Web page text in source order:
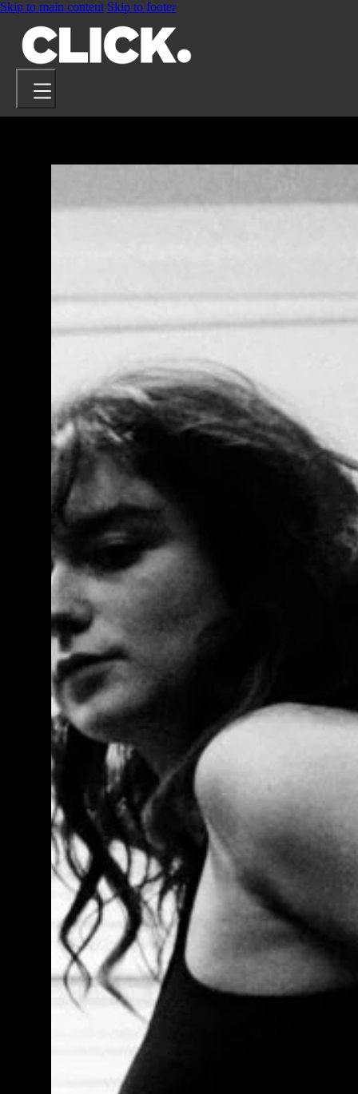
Skip to main content Skip to footer
PROJETS
À PROPOS
CONTACT